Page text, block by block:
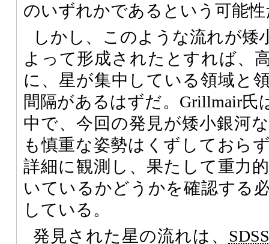
のいずれかであるという可能
しかし、このような流れが矮
よって形成されたとすれば、
に、星が集中している領域と
間隔があるはずだ。Grillmair氏
中で、今回の発見が矮小銀河
も慎重な姿勢はくずしておら
詳細に観測し、果たして重力
いているかどうかを確認する
している。
発見された星の流れは、 SDSS